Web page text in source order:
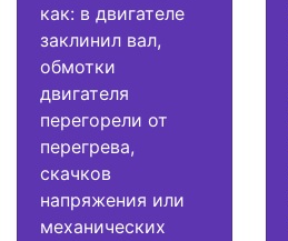
как: в двигателе
заклинил вал,
обмотки
двигателя
перегорели от
перегрева,
скачков
напряжения или
механических